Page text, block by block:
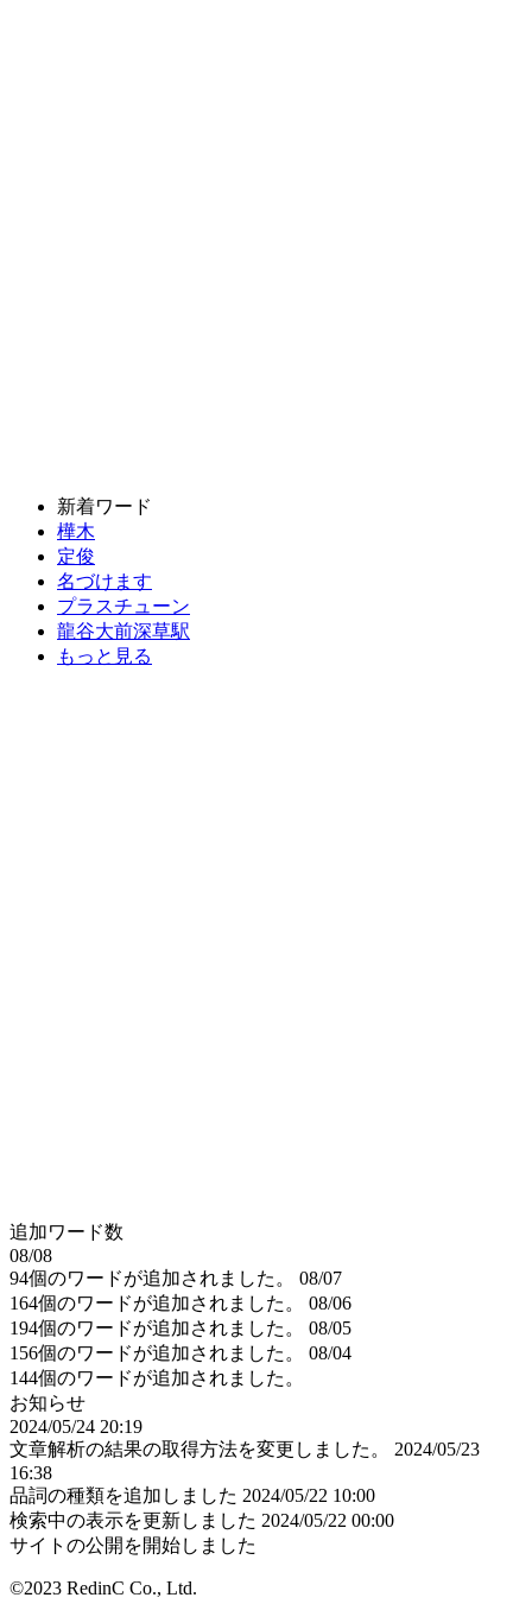
新着ワード
樺木
定俊
名づけます
プラスチューン
龍谷大前深草駅
もっと見る
追加ワード数
08/08
94個のワードが追加されました。
08/07
164個のワードが追加されました。
08/06
194個のワードが追加されました。
08/05
156個のワードが追加されました。
08/04
144個のワードが追加されました。
お知らせ
2024/05/24 20:19
文章解析の結果の取得方法を変更しました。
2024/05/23
16:38
品詞の種類を追加しました 2024/05/22 10:00
検索中の表示を更新しました 2024/05/22 00:00
サイトの公開を開始しました
©2023 RedinC Co., Ltd.